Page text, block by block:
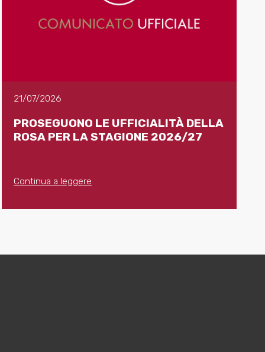
21/07/2026
PROSEGUONO LE UFFICIALITÀ DELLA
ROSA PER LA STAGIONE 2026/27
Continua a leggere